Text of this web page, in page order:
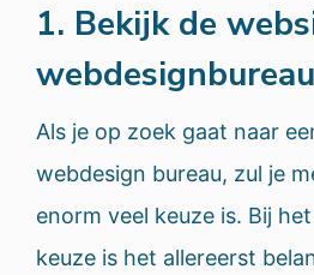
1. Bekijk de
webdesignbureau
Als je op zoek gaat naar
webdesign bureau, zul je
enorm veel keuze is. Bij
keuze is het allereerst